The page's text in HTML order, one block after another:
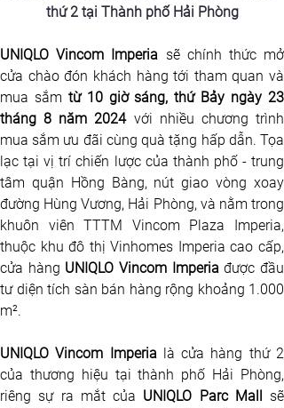
thứ 2 tại Thành phố Hải Phòng
UNIQLO Vincom Imperia sẽ chính thức mở
cửa chào đón khách hàng tới tham quan và
mua sắm từ 10 giờ sáng, thứ Bảy ngày 23
tháng 8 năm 2024 với nhiều chương trình
mua sắm ưu đãi cùng quà tặng hấp dẫn. Tọa
lạc tại vị trí chiến lược của thành phố - trung
tâm quận Hồng Bàng, nút giao vòng xoay
đường Hùng Vương, Hải Phòng, và nằm trong
khuôn viên TTTM Vincom Plaza Imperia,
thuộc khu đô thị Vinhomes Imperia cao cấp,
cửa hàng UNIQLO Vincom Imperia được đầu
tư diện tích sàn bán hàng rộng khoảng 1.000
m².
UNIQLO Vincom Imperia là cửa hàng thứ 2
của thương hiệu tại thành phố Hải Phòng,
riêng sự ra mắt của UNIQLO Parc Mall sẽ